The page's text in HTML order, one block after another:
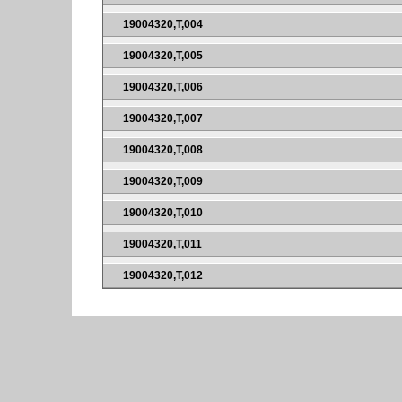
19004320,T,004
19004320,T,005
19004320,T,006
19004320,T,007
19004320,T,008
19004320,T,009
19004320,T,010
19004320,T,011
19004320,T,012